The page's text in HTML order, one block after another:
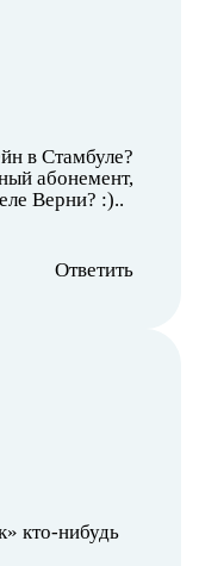
в Стамбуле?
абонемент,
Верни? :)..
Ответить
кто-нибудь